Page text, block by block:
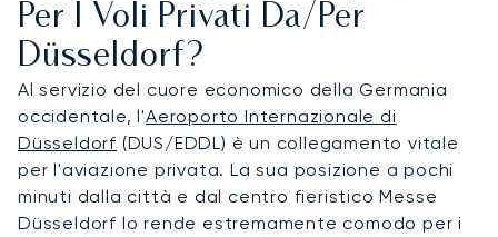
Per I Voli Privati Da/per
Düsseldorf?
Al servizio del cuore economico della Germania
occidentale, l'Aeroporto Internazionale di
Düsseldorf (DUS/EDDL) è un collegamento vitale
per l'aviazione privata. La sua posizione a pochi
minuti dalla città e dal centro fieristico Messe
Düsseldorf lo rende estremamente comodo per i